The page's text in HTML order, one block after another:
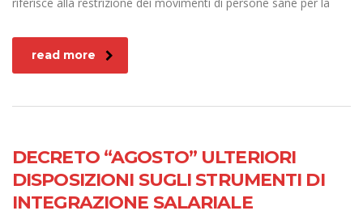
read more
DECRETO “AGOSTO” ULTERIORI
DISPOSIZIONI SUGLI STRUMENTI DI
INTEGRAZIONE SALARIALE